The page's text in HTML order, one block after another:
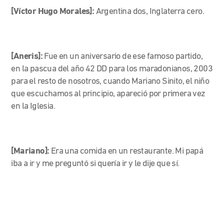
[Víctor Hugo Morales]: Argentina dos, Inglaterra cero.
[Aneris]: Fue en un aniversario de ese famoso partido,
en la pascua del año 42 DD para los maradonianos, 2003
para el resto de nosotros, cuando Mariano Sinito, el niño
que escuchamos al principio, apareció por primera vez
en la Iglesia.
[Mariano]: Era una comida en un restaurante. Mi papá
iba a ir y me preguntó si quería ir y le dije que sí.